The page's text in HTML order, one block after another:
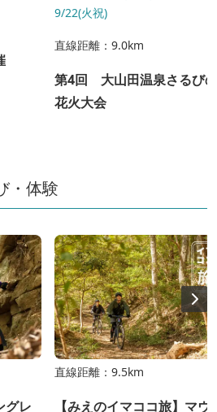
9/22(火祝)
直線距離：9.0km
第4回 大山田温泉さるびの
花火大会
・体験
グレ
直線距離：9.5km
【みえのイマココ旅】マウ